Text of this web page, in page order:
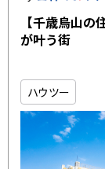
【千歳烏山
が叶う街
ハウツー